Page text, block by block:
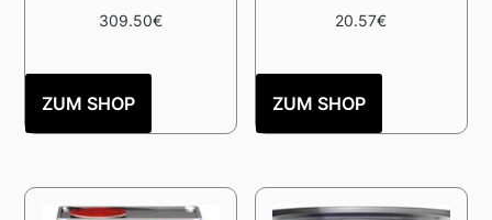
309.50€
ZUM SHOP
20.57€
ZUM SHOP